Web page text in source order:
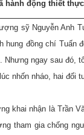
hành động thiết
sỹ Nguyễn Anh
hung đồng chí
Nhưng ngay sau
nhốn nháo, hai đối
khai nhận là Trần
tham gia chống